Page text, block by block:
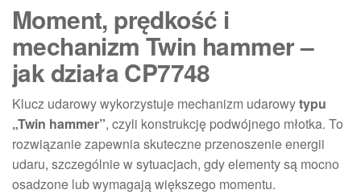
Moment, prędkość i
mechanizm Twin hammer –
jak działa CP7748
Klucz udarowy wykorzystuje mechanizm udarowytypu
„Twin hammer”, czyli konstrukcję podwójnego młotka. To
rozwiązanie zapewnia skuteczne przenoszenie energii
udaru, szczególnie w sytuacjach, gdy elementy są mocno
osadzone lub wymagają większego momentu.